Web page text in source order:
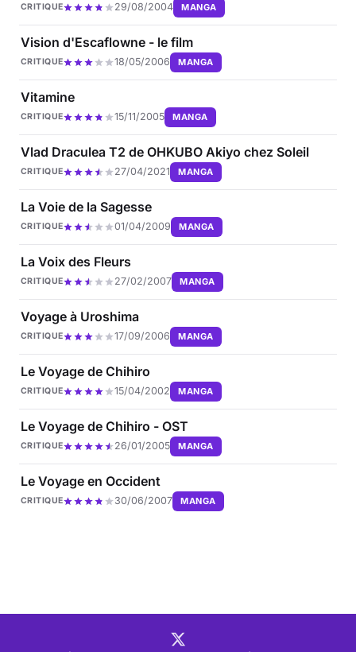
CRITIQUE 29/08/2004 MANGA
Vision d'Escaflowne - le film
CRITIQUE 18/05/2006 MANGA
Vitamine
CRITIQUE 15/11/2005 MANGA
Vlad Draculea T2 de OHKUBO Akiyo chez Soleil
CRITIQUE 27/04/2021 MANGA
La Voie de la Sagesse
CRITIQUE 01/04/2009 MANGA
La Voix des Fleurs
CRITIQUE 27/02/2007 MANGA
Voyage à Uroshima
CRITIQUE 17/09/2006 MANGA
Le Voyage de Chihiro
CRITIQUE 15/04/2002 MANGA
Le Voyage de Chihiro - OST
CRITIQUE 26/01/2005 MANGA
Le Voyage en Occident
CRITIQUE 30/06/2007 MANGA